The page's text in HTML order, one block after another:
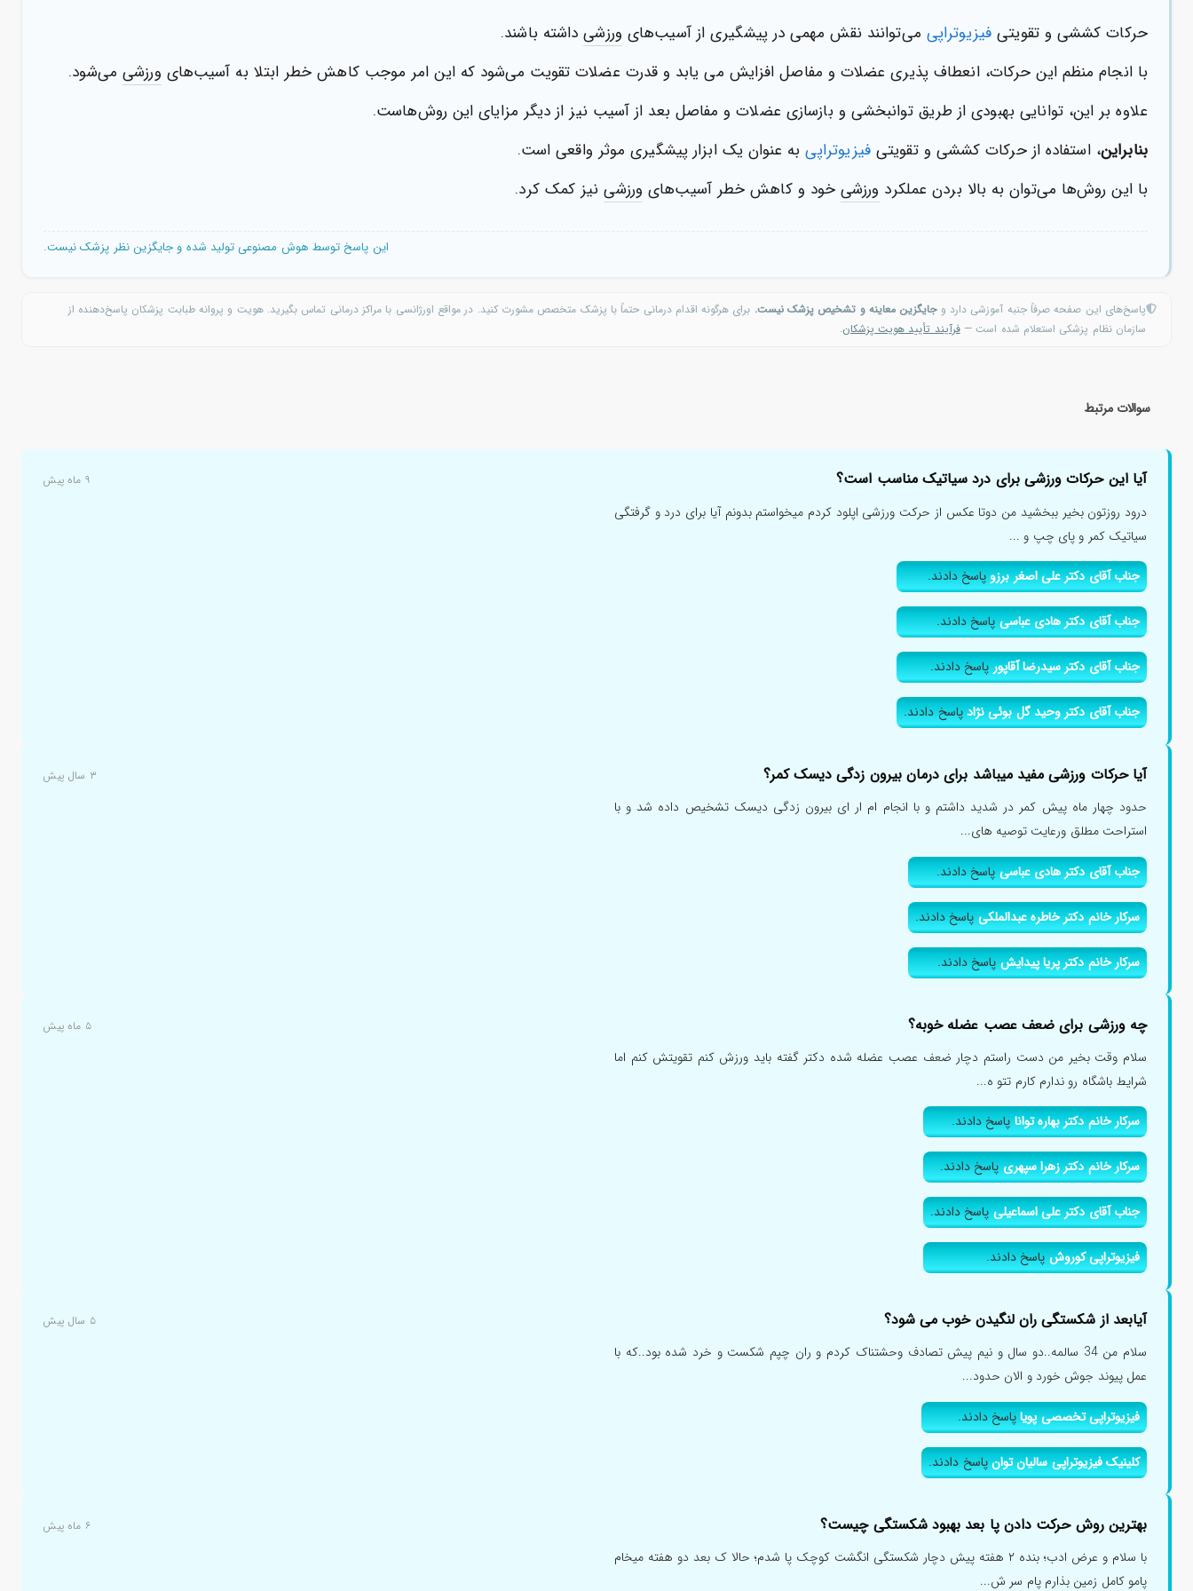
حرکات کششی و تقویتی فیزیوتراپی می‌توانند نقش مهمی در پیشگیری از آسیب‌های ورزشیداشته باشند.
با انجام منظم این حرکات، انعطاف پذیری عضلات و مفاصل افزایش می یابد و قدرت عضلات تقویت می‌شود که این امر موجب کاهش خطر ابتلا به آسیب‌های ورزشی می‌شود.
علاوه بر این، توانایی بهبودی از طریق توانبخشی و بازسازی عضلات و مفاصل بعد از آسیب نیز از دیگر مزایای این روش‌هاست.
بنابراین، استفاده از حرکات کششی و تقویتی فیزیوتراپیبه عنوان یک ابزار پیشگیری موثر واقعی است.
با این روش‌ها می‌توان به بالا بردن عملکرد ورزشی خود و کاهش خطر آسیب‌های ورزشینیز کمک کرد.
این پاسخ توسط هوش مصنوعی تولید شده و جایگزین نظر پزشک نیست.
پاسخ‌های این صفحه صرفاً جنبه آموزشی دارد وجایگزین معاینه و تشخیص پزشک نیست. برای هرگونه اقدام درمانی حتماً با پزشک متخصص مشورت کنید. در مواقع اورژانسی با مراکز درمانی تماس بگیرید. هویت و پروانه طبابت پزشکان پاسخ‌دهنده از
سازمان نظام پزشکی استعلام شده است —فرآیند تأیید هویت پزشکان.
سوالات مرتبط
آیا این حرکات ورزشی برای درد سیاتیک مناسب است؟ ۹ ماه پیش
درود روزتون بخیر ببخشید من دوتا عکس از حرکت ورزشی اپلود کردم میخواستم بدونم آیا برای درد و گرفتگی
سیاتیک کمر و پای چپ و ...
جناب آقای دکتر علی اصغر برزوپاسخ دادند.
جناب آقای دکتر هادی عباسیپاسخ دادند.
جناب آقای دکتر سیدرضا آقاپورپاسخ دادند.
جناب آقای دکتر وحید گل بوئی نژادپاسخ دادند.
آیا حرکات ورزشی مفید میباشد برای درمان بیرون زدگی دیسک کمر؟ ۳ سال پیش
حدود چهار ماه پیش کمر در شدید داشتم و با انجام ام ار ای بیرون زدگی دیسک تشخیص داده شد و با
استراحت مطلق ورعایت توصیه های...
جناب آقای دکتر هادی عباسیپاسخ دادند.
سرکار خانم دکتر خاطره عبدالملکیپاسخ دادند.
سرکار خانم دکتر پریا پیدایشپاسخ دادند.
چه ورزشی برای ضعف عصب عضله خوبه؟ ۵ ماه پیش
سلام وقت بخیر من دست راستم دچار ضعف عصب عضله شده دکتر گفته باید ورزش کنم تقویتش کنم اما
شرایط باشگاه رو ندارم کارم تتو ه...
سرکار خانم دکتر بهاره تواناپاسخ دادند.
سرکار خانم دکتر زهرا سپهریپاسخ دادند.
جناب آقای دکتر علی اسماعیلیپاسخ دادند.
فیزیوتراپی کوروشپاسخ دادند.
آیابعد از شکستگی ران لنگیدن خوب می شود؟ ۵ سال پیش
سلام من 34 سالمه..دو سال و نیم پیش تصادف وحشتناک کردم و ران چپم شکست و خرد شده بود..که با
عمل پیوند جوش خورد و الان حدود...
فیزیوتراپی تخصصی پویاپاسخ دادند.
کلینیک فیزیوتراپی سالیان توانپاسخ دادند.
بهترین روش حرکت دادن پا بعد بهبود شکستگی چیست؟ ۶ ماه پیش
با سلام و عرض ادب؛ بنده ۲ هفته پیش دچار شکستگی انگشت کوچک پا شدم؛ حالا ک بعد دو هفته میخام
پامو کامل زمین بذارم پام سر ش...